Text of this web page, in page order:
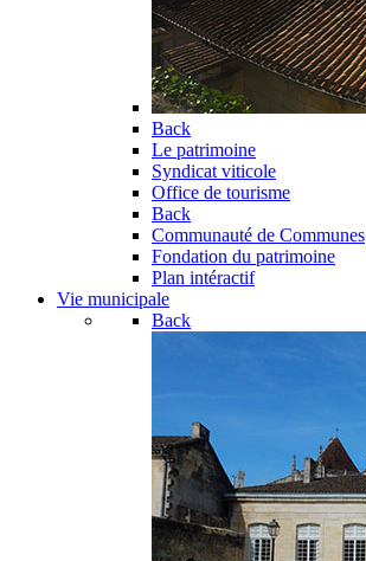
Back
Le patrimoine
Syndicat viticole
Office de tourisme
Back
Communauté de Communes
Fondation du patrimoine
Plan intéractif
Vie municipale
Back